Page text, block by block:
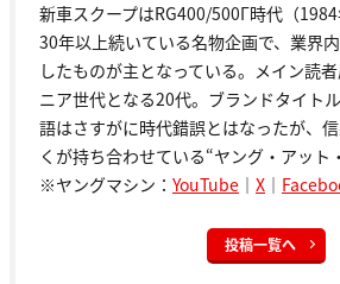
新車スクープはRG400/500Γ時代（
30年以上続いている名物企画で、業界
したものが主となっている。メイン読
ニア世代となる20代。ブランドタイト
語はさすがに時代錯誤とはなったが、
くが持ち合わせている“ヤング・アット
※ヤングマシン： YouTube ｜ X ｜
投稿一覧へ